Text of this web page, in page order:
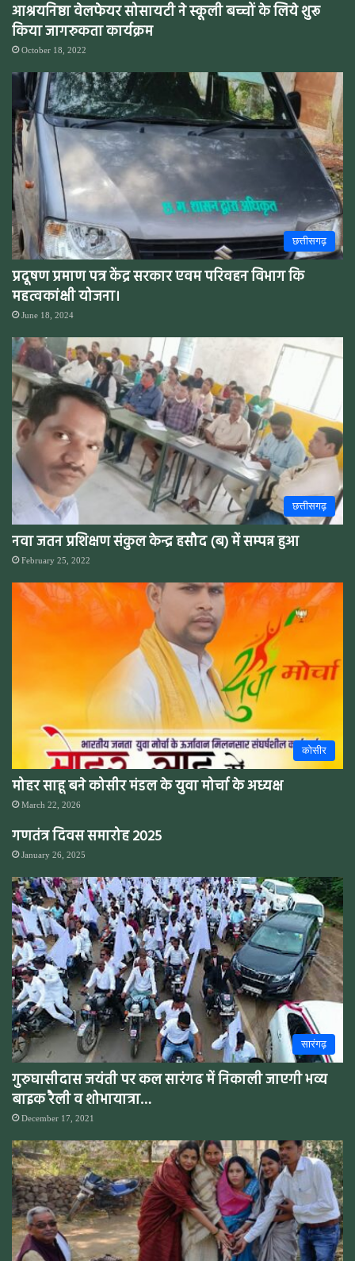
आश्रयनिष्ठा वेलफेयर सोसायटी ने स्कूली बच्चों के लिये शुरू
किया जागरुकता कार्यक्रम
October 18, 2022
छत्तीसगढ़
प्रदूषण प्रमाण पत्र केंद्र सरकार एवम परिवहन विभाग कि
महत्वकांक्षी योजना।
June 18, 2024
छत्तीसगढ़
नवा जतन प्रशिक्षण संकुल केन्द्र हसौद (ब) में सम्पन्न हुआ
February 25, 2022
कोसीर
मोहर साहू बने कोसीर मंडल के युवा मोर्चा के अध्यक्ष
March 22, 2026
गणतंत्र दिवस समारोह 2025
January 26, 2025
सारंगढ़
गुरुघासीदास जयंती पर कल सारंगढ में निकाली जाएगी भव्य
बाइक रैली व शोभायात्रा…
December 17, 2021